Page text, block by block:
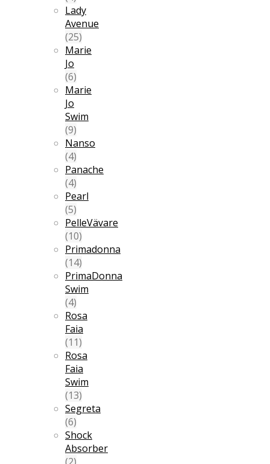
Lady
Avenue
(25)
Marie
Jo
(6)
Marie
Jo
Swim
(9)
Nanso
(4)
Panache
(4)
Pearl
(5)
PelleVävare
(10)
Primadonna
(14)
PrimaDonna
Swim
(4)
Rosa
Faia
(11)
Rosa
Faia
Swim
(13)
Segreta
(6)
Shock
Absorber